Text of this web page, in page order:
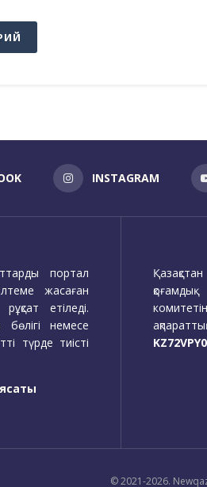
INSTAGRAM
портал
жасаған
етіледі.
немесе
түрде тиісті
© 2021-2026.